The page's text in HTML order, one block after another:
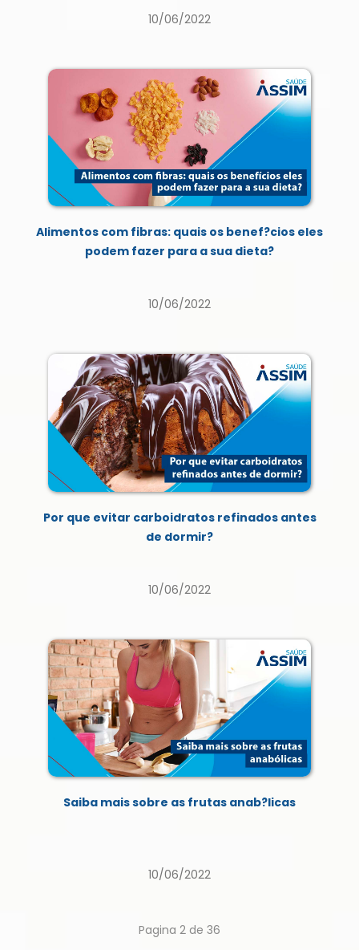
10/06/2022
Alimentos com fibras: quais os benef?cios eles
podem fazer para a sua dieta?
10/06/2022
Por que evitar carboidratos refinados antes
de dormir?
10/06/2022
Saiba mais sobre as frutas anab?licas
10/06/2022
Pagina 2 de 36